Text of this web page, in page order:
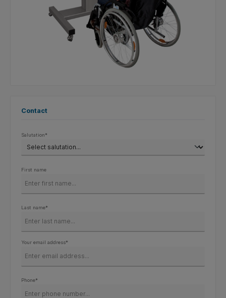
Contact
Salutation*
First name
Last name*
Your email address*
Phone*